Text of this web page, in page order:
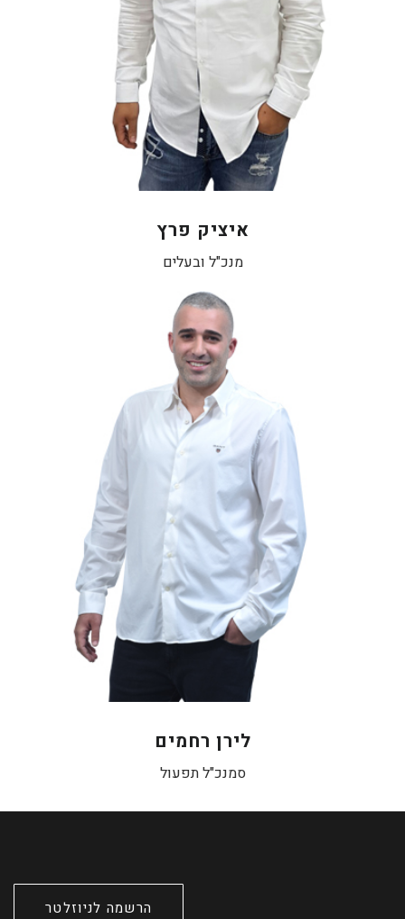
הרכישה והעבודה השוטפת במכון.
איציק פרץ
מנכ"ל ובעלים
מנהל את כל הצוות התפעולי בחברת לה בל קוסמטיקס, מתוקף תפקידי
הנני מחויב לתת את השרות הטוב ביותר , תוך עמידה בלחצים ושמירה על
נהלי החברה, במסגרת עבודתי נפגש עם לקוחות, ספקים ומנהל צוות
שמונה כ- 12 עובדים. עובד בחברה 11 שנים.
לירן רחמים
סמנכ"ל תפעול
הרשמה לניוזלטר